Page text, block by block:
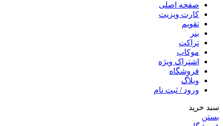
صفحه اصلی
کارت ویزیت
تقویم
بنر
تراکت
موکاپ
اشتراک ویژه
فروشگاه
وبلاگ
ورود / ثبت نام
سبد خرید
بستن